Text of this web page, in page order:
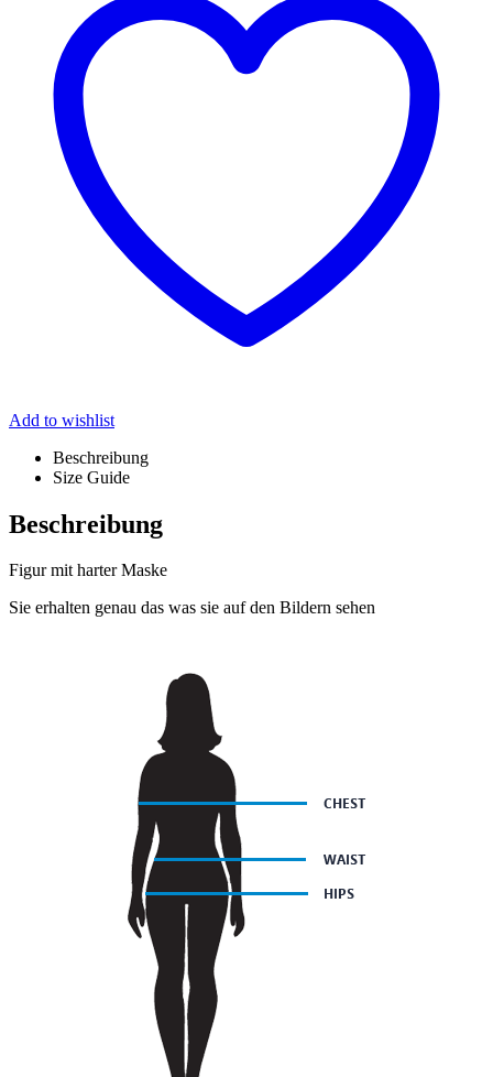
Add to wishlist
Beschreibung
Size Guide
Beschreibung
Figur mit harter Maske
Sie erhalten genau das was sie auf den Bildern sehen